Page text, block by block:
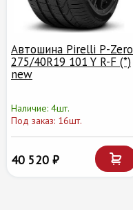
Автошина Pirelli P-Zero
275/40R19 101 Y R-F (*)
new
Наличие: 4шт.
Под заказ: 16шт.
40 520 ₽